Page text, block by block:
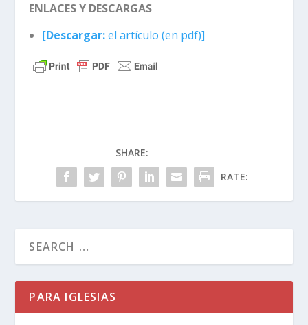
ENLACES Y DESCARGAS
[Descargar:el artículo (en pdf)]
SHARE:
RATE:
PARA IGLESIAS